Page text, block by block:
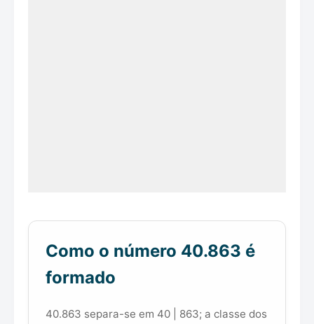
Como o número 40.863 é
formado
40.863 separa-se em 40 | 863; a classe dos